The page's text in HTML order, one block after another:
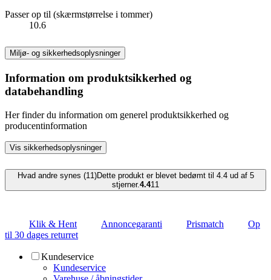
Passer op til (skærmstørrelse i tommer)
10.6
Miljø- og sikkerhedsoplysninger
Information om produktsikkerhed og
databehandling
Her finder du information om generel produktsikkerhed og
producentinformation
Vis sikkerhedsoplysninger
Hvad andre synes (11)Dette produkt er blevet bedømt til 4.4 ud af 5
stjerner.4.411
Klik & Hent Annoncegaranti Prismatch
Op
til 30 dages returret
Kundeservice
Kundeservice